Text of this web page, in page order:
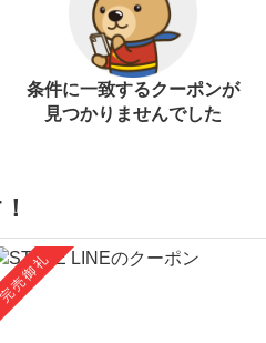
条件に一致するクーポンが
見つかりませんでした
売御礼